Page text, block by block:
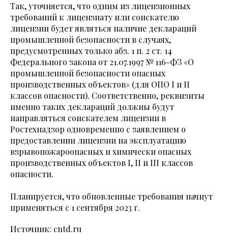
Так, уточняется, что одним из лицензионных
требований к лицензиату или соискателю
лицензии будет являться наличие деклараций
промышленной безопасности в случаях,
предусмотренных только абз. 1 п. 2 ст. 14
Федерального закона от 21.07.1997 № 116-ФЗ «О
промышленной безопасности опасных
производственных объектов» (для ОПО I и II
классов опасности). Соответственно, реквизиты
именно таких деклараций должны будут
направляться соискателем лицензии в
Ростехнадзор одновременно с заявлением о
предоставлении лицензии на эксплуатацию
взрывопожароопасных и химически опасных
производственных объектов I, II и III классов
опасности.
Планируется, что обновленные требования начнут
применяться с 1 сентября 2023 г.
Источник: cntd.ru